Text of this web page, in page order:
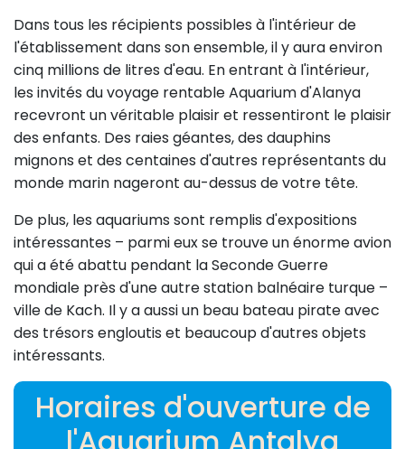
Dans tous les récipients possibles à l'intérieur de
l'établissement dans son ensemble, il y aura environ
cinq millions de litres d'eau. En entrant à l'intérieur,
les invités du voyage rentable Aquarium d'Alanya
recevront un véritable plaisir et ressentiront le plaisir
des enfants. Des raies géantes, des dauphins
mignons et des centaines d'autres représentants du
monde marin nageront au-dessus de votre tête.
De plus, les aquariums sont remplis d'expositions
intéressantes – parmi eux se trouve un énorme avion
qui a été abattu pendant la Seconde Guerre
mondiale près d'une autre station balnéaire turque –
ville de Kach. Il y a aussi un beau bateau pirate avec
des trésors engloutis et beaucoup d'autres objets
intéressants.
Horaires d'ouverture de